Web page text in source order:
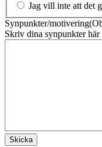
Jag vill inte att det
Synpunkter/motivering
Skriv dina synpunkter